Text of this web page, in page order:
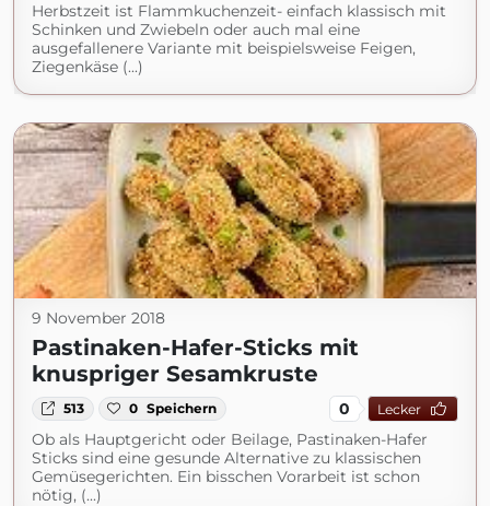
Herbstzeit ist Flammkuchenzeit- einfach klassisch mit
Schinken und Zwiebeln oder auch mal eine
ausgefallenere Variante mit beispielsweise Feigen,
Ziegenkäse (...)
9 November 2018
Pastinaken-Hafer-Sticks mit
knuspriger Sesamkruste
513 0 Speichern 0 Lecker
Ob als Hauptgericht oder Beilage, Pastinaken-Hafer
Sticks sind eine gesunde Alternative zu klassischen
Gemüsegerichten. Ein bisschen Vorarbeit ist schon
nötig, (...)